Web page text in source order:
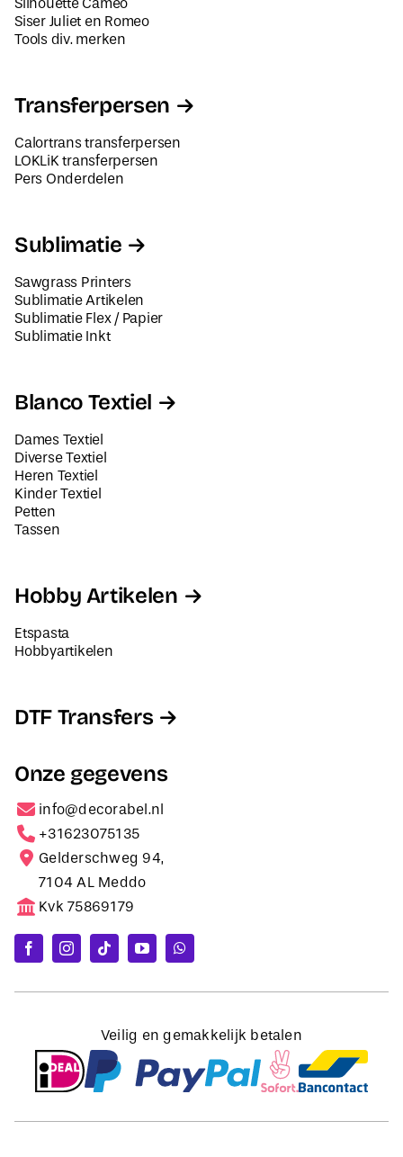
Siser Juliet en Romeo
Tools div. merken
Transferpersen
Calortrans transferpersen
LOKLiK transferpersen
Pers Onderdelen
Sublimatie
Sawgrass Printers
Sublimatie Artikelen
Sublimatie Flex / Papier
Sublimatie Inkt
Blanco Textiel
Dames Textiel
Diverse Textiel
Heren Textiel
Kinder Textiel
Petten
Tassen
Hobby Artikelen
Etspasta
Hobbyartikelen
DTF Transfers
Onze gegevens
info@decorabel.nl
+31623075135
Gelderschweg 94,
7104 AL Meddo
Kvk 75869179
Veilig en gemakkelijk betalen